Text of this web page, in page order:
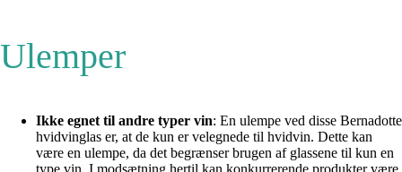
Ulemper
Ikke egnet til andre typer vin: En ulempe ved disse Bernadotte
hvidvinglas er, at de kun er velegnede til hvidvin. Dette kan
være en ulempe, da det begrænser brugen af glassene til kun en